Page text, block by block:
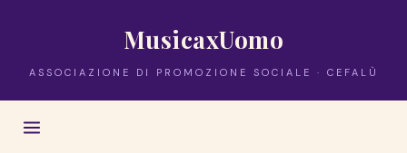
MusicaxUomo
ASSOCIAZIONE DI PROMOZIONE SOCIALE · CEFALÙ